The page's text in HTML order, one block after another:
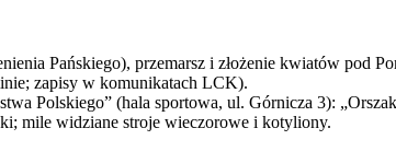
Pańskiego), przemarsz i złożenie kwiatów pod
zapisy w komunikatach LCK).
Polskiego” (hala sportowa, ul. Górnicza 3):
mile widziane stroje wieczorowe i kotyliony.